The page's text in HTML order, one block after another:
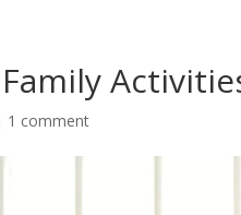
1 comment